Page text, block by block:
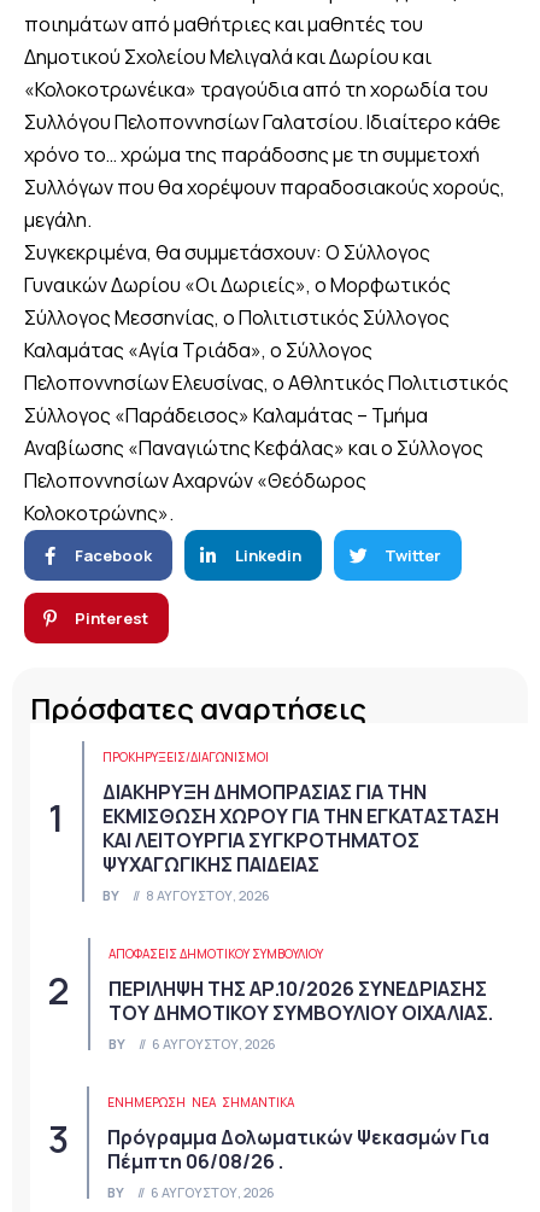
ποιημάτων από μαθήτριες και μαθητές του
Δημοτικού Σχολείου Μελιγαλά και Δωρίου και
«Κολοκοτρωνέικα» τραγούδια από τη χορωδία του
Συλλόγου Πελοποννησίων Γαλατσίου. Ιδιαίτερο κάθε
χρόνο το… χρώμα της παράδοσης με τη συμμετοχή
Συλλόγων που θα χορέψουν παραδοσιακούς χορούς,
μεγάλη.
Συγκεκριμένα, θα συμμετάσχουν: Ο Σύλλογος
Γυναικών Δωρίου «Οι Δωριείς», ο Μορφωτικός
Σύλλογος Μεσσηνίας, ο Πολιτιστικός Σύλλογος
Καλαμάτας «Αγία Τριάδα», ο Σύλλογος
Πελοποννησίων Ελευσίνας, ο Αθλητικός Πολιτιστικός
Σύλλογος «Παράδεισος» Καλαμάτας – Τμήμα
Αναβίωσης «Παναγιώτης Κεφάλας» και ο Σύλλογος
Πελοποννησίων Αχαρνών «Θεόδωρος
Κολοκοτρώνης».
Facebook Linkedin Twitter
Pinterest
Πρόσφατες αναρτήσεις
ΠΡΟΚΗΡΎΞΕΙΣ/ΔΙΑΓΩΝΙΣΜΟΊ
ΔΙΑΚΗΡΥΞΗ ΔΗΜΟΠΡΑΣΙΑΣ ΓΙΑ ΤΗΝ
ΕΚΜΙΣΘΩΣΗ ΧΩΡΟΥ ΓΙΑ ΤΗΝ ΕΓΚΑΤΑΣΤΑΣΗ
ΚΑΙ ΛΕΙΤΟΥΡΓΙΑ ΣΥΓΚΡΟΤΗΜΑΤΟΣ
ΨΥΧΑΓΩΓΙΚΗΣ ΠΑΙΔΕΙΑΣ
BY 8 ΑΥΓΟΎΣΤΟΥ, 2026
ΑΠΟΦΆΣΕΙΣ ΔΗΜΟΤΙΚΟΎ ΣΥΜΒΟΥΛΊΟΥ
ΠΕΡΙΛΗΨΗ ΤΗΣ ΑΡ.10/2026 ΣΥΝΕΔΡΙΑΣΗΣ
ΤΟΥ ΔΗΜΟΤΙΚΟΥ ΣΥΜΒΟΥΛΙΟΥ ΟΙΧΑΛΙΑΣ.
BY 6 ΑΥΓΟΎΣΤΟΥ, 2026
ΕΝΗΜΕΡΩΣΗ ΝΈΑ ΣΗΜΑΝΤΙΚΆ
Πρόγραμμα Δολωματικών Ψεκασμών Για
Πέμπτη 06/08/26 .
BY 6 ΑΥΓΟΎΣΤΟΥ, 2026